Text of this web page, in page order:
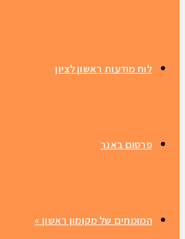
לוח מודעות ראשון לציון
פרסום באנר
המומחים של מקומון ראשון »